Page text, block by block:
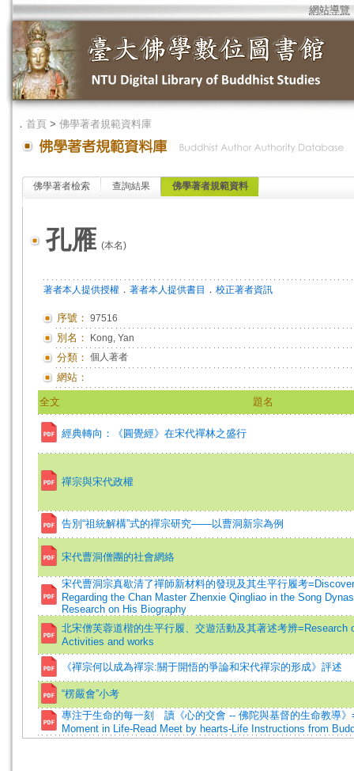
網站導覽
． 首頁 > 佛學著者規範資料庫
佛學著者檢索 查詢結果 佛學著者規範資料
孔雁 (本名)
著者本人提供授權 ． 著者本人提供書目 ． 校正著者資訊
序號： 97516
別名： Kong, Yan
分類： 個人著者
網站：
全文 題名
經典轉向：《圓覺經》在宋代禪林之盛行
禪宗與宋代政權
告別“祖統解構”式的禪宗研究——以曹洞新宗為例
宋代曹洞僧團的社會網絡
宋代曹洞宗真歇清了禪師新材料的發現及其生平行履考
Regarding the Chan Master Zhenxie Qingliao in the Song
Research on His Biography
北宋僧芙蓉道楷的生平行履、交遊活動及其著述考辨=Research
Activities and works
《禪宗何以成為禪宗:關于開悟的爭論和宋代禪宗的形成》評述
“楞嚴會”小考
專注于生命的每一刻 讀《心的交會 -- 佛陀與基督的生命教導
Moment in Life-Read Meet by hearts-Life Instructions from